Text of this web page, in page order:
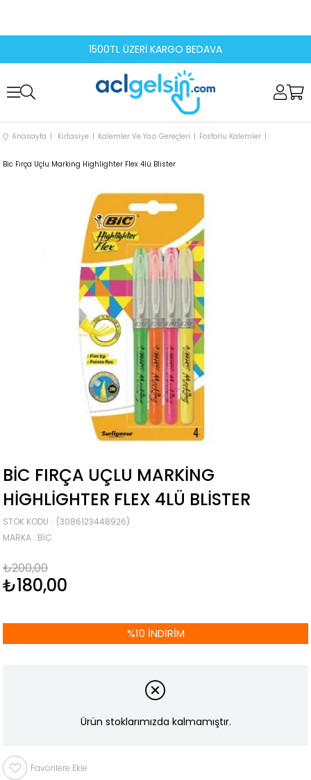
1500TL ÜZERİ KARGO BEDAVA
Anasayfa Kırtasiye Kalemler Ve Yazı Gereçleri Fosforlu Kalemler
Bic Fırça Uçlu Marking Highlighter Flex 4lü Blister
BIC FIRÇA UÇLU MARKING
HIGHLIGHTER FLEX 4LÜ BLISTER
STOK KODU
(3086123448926)
MARKA : BIC
₺200,00
₺180,00
%10 İNDIRIM
Ürün stoklarımızda kalmamıştır.
Favorilere Ekle